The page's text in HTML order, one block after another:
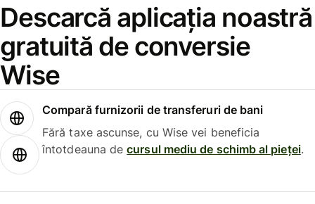
Descarcă aplicația noastră
gratuită de conversie
Wise
Compară furnizorii de transferuri de bani
Fără taxe ascunse, cu Wise vei beneficia
întotdeauna decursul mediu de schimb al pieței.